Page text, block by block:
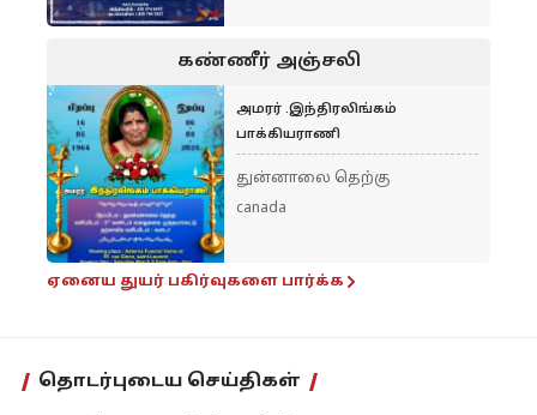
கண்ணீர் அஞ்சலி
அமரர் .இந்திரலிங்கம்
பாக்கியராணி
துன்னாலை தெற்கு
canada
ஏனைய துயர் பகிர்வுகளை பார்க்க
தொடர்புடைய செய்திகள்